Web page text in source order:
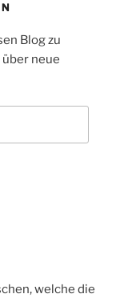
Blog zu
neue
welche die